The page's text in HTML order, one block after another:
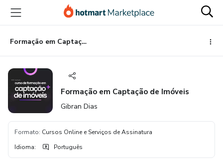
para
conteúdo
principal
para
pagamento
para
rodapé
Formação em Captação de Imóveis
Formação em Captação de Imóveis
Gibran Dias
Formato: Cursos Online e Serviços de Assinatura
Idioma: Português